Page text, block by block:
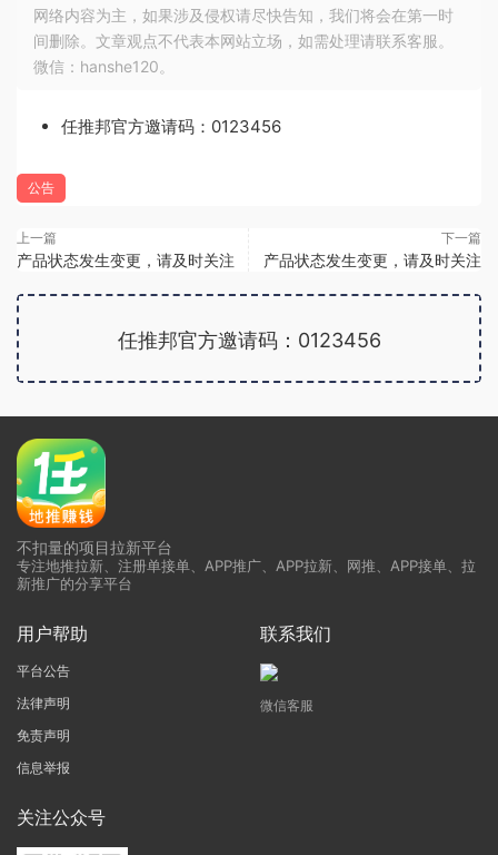
网络内容为主，如果涉及侵权请尽快告知，我们将会在第一时
间删除。文章观点不代表本网站立场，如需处理请联系客服。
微信：hanshe120。
任推邦官方邀请码：0123456
公告
上一篇
产品状态发生变更，请及时关注
下一篇
产品状态发生变更，请及时关注
任推邦官方邀请码：0123456
不扣量的项目拉新平台
专注地推拉新、注册单接单、APP推广、APP拉新、网推、APP接单、拉
新推广的分享平台
用户帮助
平台公告
法律声明
免责声明
信息举报
联系我们
微信客服
关注公众号